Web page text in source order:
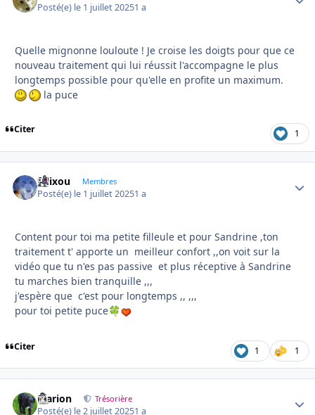
Posté(e) le 1 juillet 20251 a
Quelle mignonne louloute ! Je croise les doigts pour que ce
nouveau traitement qui lui réussit l'accompagne le plus
longtemps possible pour qu'elle en profite un maximum.
la puce
Citer 1
felixou Membres
Posté(e) le 1 juillet 20251 a
Content pour toi ma petite filleule et pour Sandrine ,ton
traitement t' apporte un meilleur confort ,,on voit sur la
vidéo que tu n'es pas passive et plus réceptive à Sandrine
tu marches bien tranquille ,,,
j'espère que c'est pour longtemps ,, ,,,
pour toi petite puce🍀
Citer 1 1
Marion Trésorière
Posté(e) le 2 juillet 20251 a